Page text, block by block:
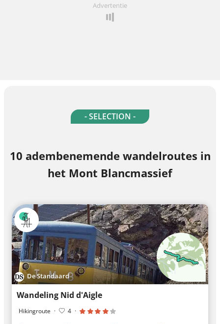
Advertentie
- SELECTION -
10 adembenemende wandelroutes in
het Mont Blancmassief
De Standaard
Wandeling Nid d'Aigle
Hikingroute · 4 ·